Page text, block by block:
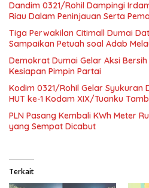
Dandim 0321/Rohil Dampingi
Riau Dalam Peninjauan Serta
Tiga Perwakilan Citimall Dumai
Sampaikan Petuah soal Adab
Demokrat Dumai Gelar Aksi
Kesiapan Pimpin Partai
Kodim 0321/Rohil Gelar Syukuran
HUT ke-1 Kodam XIX/Tuanku
PLN Pasang Kembali KWh Meter
yang Sempat Dicabut
Terkait